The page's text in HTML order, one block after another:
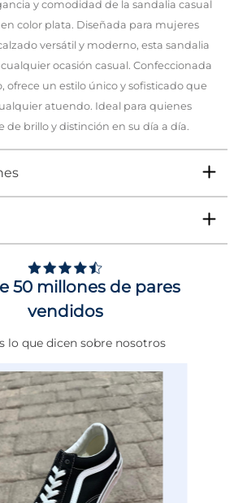
y comodidad de la sandalia casual
en color plata. Diseñada para mujeres
versátil y moderno, esta sandalia
ocasión casual. Confeccionada
ofrece un estilo único y sofisticado que
atuendo. Ideal para quienes
de brillo y distinción en su día a día.
Mujer
DE 0 A 4 cms
NORMAL
PLATA
50 millones de pares
vendidos
lo que dicen sobre nosotros